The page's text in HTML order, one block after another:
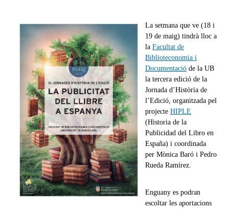
La setmana que ve (18 i
19 de maig) tindrà lloc a
la Facultat de
Biblioteconomia i
Documentació de la UB
la tercera edició de la
Jornada d’Història de
l’Edició, organitzada pel
projecte HIPLE
(Historia de la
Publicidad del Libro en
España) i coordinada
per Mònica Baró i Pedro
Rueda Ramírez.
Enguany es podran
escoltar les aportacions